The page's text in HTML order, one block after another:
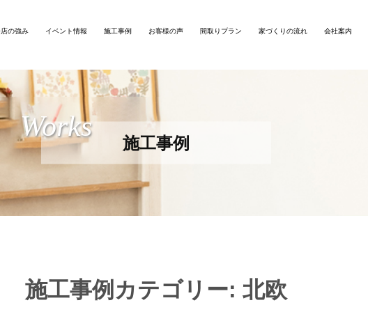
の強み イベント情報 施工事例 お客様の声 間取りプラン 家づくりの流れ 会社案内
施工事例
Works
施工事例カテゴリー: 北欧